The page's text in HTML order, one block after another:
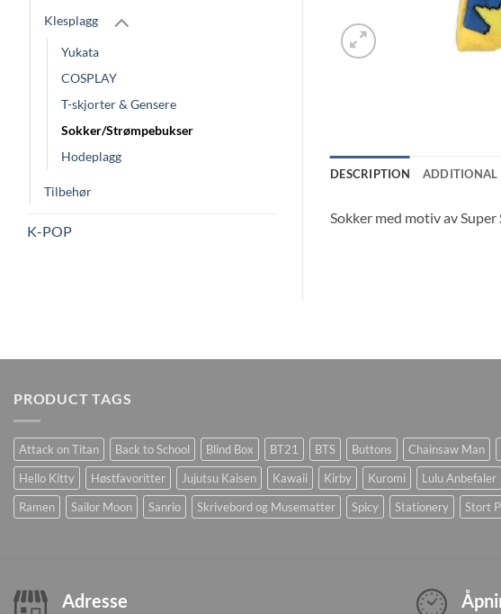
Klesplagg
Yukata
COSPLAY
T-skjorter & Gensere
Sokker/Strømpebukser
Hodeplagg
Tilbehør
K-POP
DESCRIPTION ADDITIONAL
Sokker med motiv av
PRODUCT TAGS
Attack on Titan Back to School Blind Box BT21 BTS Buttons Chainsaw Man
Hello Kitty
Høstfavoritter Jujutsu Kaisen Kawaii Kirby Kuromi Lulu Anbefaler
Ramen
Sailor Moon Sanrio Skrivebord og Musematter Spicy Stationery Stort
Adresse